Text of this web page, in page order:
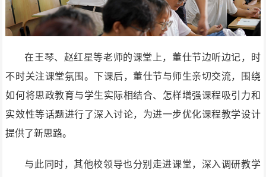
在王琴、赵红星等老师的课堂上，董仕节边听边记，时
不时关注课堂氛围。下课后，董仕节与师生亲切交流，围绕
如何将思政教育与学生实际相结合、怎样增强课程吸引力和
实效性等话题进行了深入讨论，为进一步优化课程教学设计
提供了新思路。
与此同时，其他校领导也分别走进课堂，深入调研教学